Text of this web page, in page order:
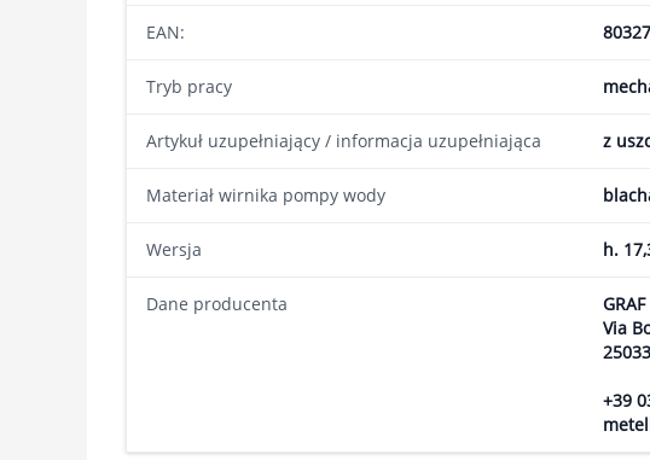
EAN:
Tryb pracy
Artykuł uzupełniający / informacja uzupełniająca z
Materiał wirnika pompy wody
Wersja h.
Dane producenta
GRAF
Via
+39